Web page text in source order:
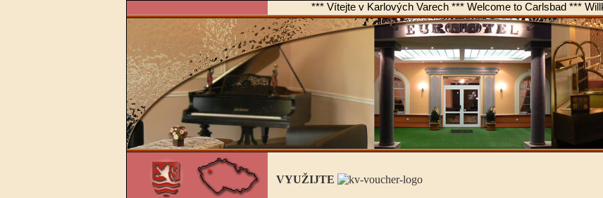
*** Vítejte v Karlových Varech *** Welcome to Carlsbad ***
VYUŽIJTE